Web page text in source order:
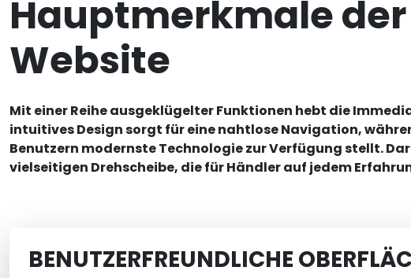
Hauptmerkmale
Website
Mit einer Reihe ausgeklügelter Funktionen hebt die
intuitives Design sorgt für eine nahtlose Navigation,
Benutzern modernste Technologie zur Verfügung stellt.
vielseitigen Drehscheibe, die für Händler auf jedem
BENUTZERFREUNDLICHE